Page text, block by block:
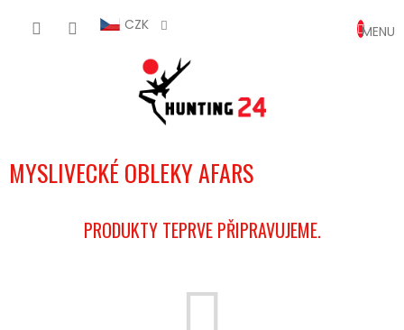
CZK
KOŠÍK
MYSLIVECKÉ OBLEKY AFARS
PRODUKTY TEPRVE PŘIPRAVUJEME.